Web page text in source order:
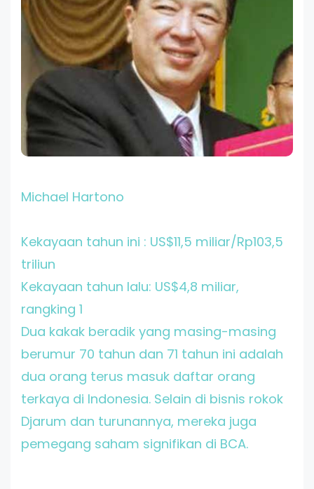
Michael Hartono
Kekayaan tahun ini : US$11,5 miliar/Rp103,5
triliun
Kekayaan tahun lalu: US$4,8 miliar,
rangking 1
Dua kakak beradik yang masing-masing
berumur 70 tahun dan 71 tahun ini adalah
dua orang terus masuk daftar orang
terkaya di Indonesia. Selain di bisnis rokok
Djarum dan turunannya, mereka juga
pemegang saham signifikan di BCA.